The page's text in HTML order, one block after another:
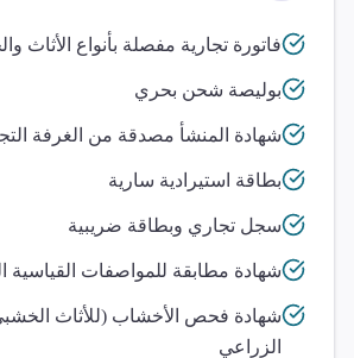
فاتورة تجارية مفصلة بأنواع الأثاث
بوليصة شحن بحري
شهادة المنشأ مصدقة من الغرفة
بطاقة استيرادية سارية
سجل تجاري وبطاقة ضريبية
شهادة مطابقة للمواصفات القياسية
شهادة فحص الأخشاب (للأثاث
الزراعي